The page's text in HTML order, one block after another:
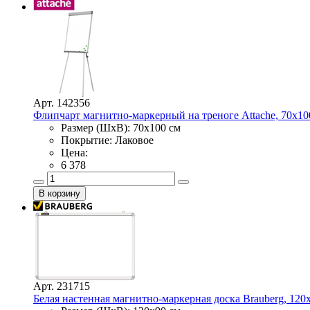
Арт. 142356
Флипчарт магнитно-маркерный на треноге Attache,
Размер (ШхВ): 70х100 см
Покрытие: Лаковое
Цена:
6 378
Арт. 231715
Белая настенная магнитно-маркерная доска Brauberg,